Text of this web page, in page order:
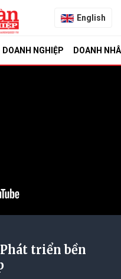
English
DOANH NGHIỆP DOANH
triển bền